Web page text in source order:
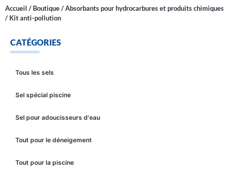
Accueil / Boutique/Absorbants pour hydrocarbures et produits chimiques
/ Kit anti-pollution
CATÉGORIES
Tous les sels
Sel spécial piscine
Sel pour adoucisseurs d'eau
Tout pour le déneigement
Tout pour la piscine